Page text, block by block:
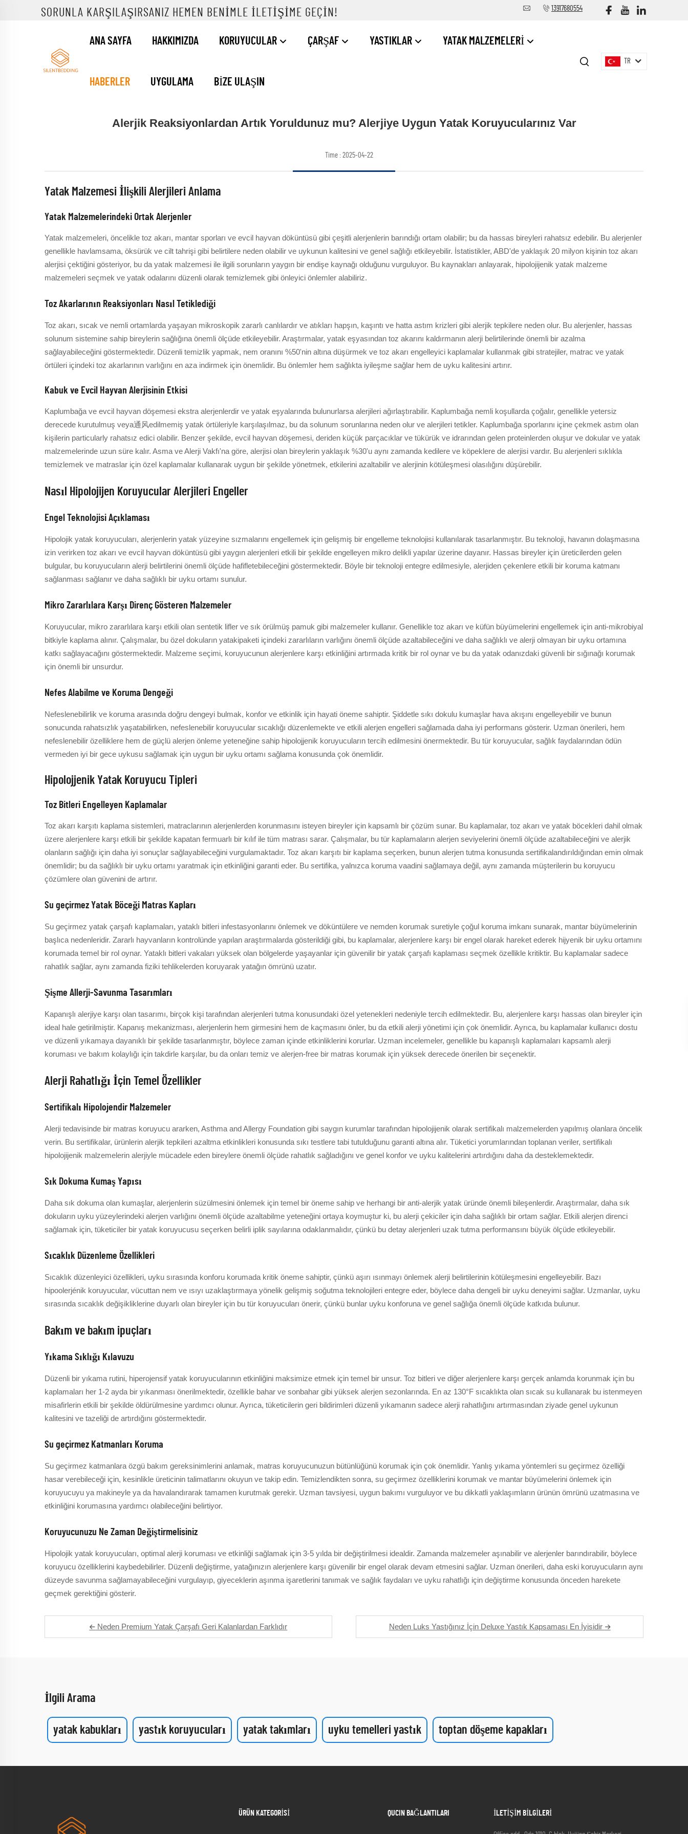
SORUNLA KARŞILAŞIRSANIZ HEMEN BENIMLE ILETIŞIME GEÇIN! 13917680554
ANA SAYFA HAKKIMIZDA KORUYUCULAR ÇARŞAF YASTIKLAR YATAK MALZEMELERI
HABERLER UYGULAMA BIZE ULAŞIN
TR
Alerjik Reaksiyonlardan Artık Yoruldunuz mu? Alerjiye Uygun Yatak Koruyucularınız Var
Time : 2025-04-22
Yatak Malzemesi İlişkili Alerjileri Anlama
Yatak Malzemelerindeki Ortak Alerjenler
Yatak malzemeleri, öncelikle toz akarı, mantar sporları ve evcil hayvan döküntüsü gibi çeşitli alerjenlerin barındığı ortam olabilir; bu da hassas bireyleri rahatsız edebilir. Bu alerjenler
genellikle havlamsama, öksürük ve cilt tahrişi gibi belirtilere neden olabilir ve uykunun kalitesini ve genel sağlığı etkileyebilir. İstatistikler, ABD'de yaklaşık 20 milyon kişinin toz akarı
alerjisi çektiğini gösteriyor, bu da yatak malzemesi ile ilgili sorunların yaygın bir endişe kaynağı olduğunu vurguluyor. Bu kaynakları anlayarak, hipolojijenik yatak malzeme
malzemeleri seçmek ve yatak odalarını düzenli olarak temizlemek gibi önleyici önlemler alabiliriz.
Toz Akarlarının Reaksiyonları Nasıl Tetiklediği
Toz akarı, sıcak ve nemli ortamlarda yaşayan mikroskopik zararlı canlılardır ve atıkları hapşın, kaşıntı ve hatta astım krizleri gibi alerjik tepkilere neden olur. Bu alerjenler, hassas
solunum sistemine sahip bireylerin sağlığına önemli ölçüde etkileyebilir. Araştırmalar, yatak eşyasından toz akarını kaldırmanın alerji belirtilerinde önemli bir azalma
sağlayabileceğini göstermektedir. Düzenli temizlik yapmak, nem oranını %50'nin altına düşürmek ve toz akarı engelleyici kaplamalar kullanmak gibi stratejiler, matrac ve yatak
örtüleri içindeki toz akarlarının varlığını en aza indirmek için önemlidir. Bu önlemler hem sağlıkta iyileşme sağlar hem de uyku kalitesini artırır.
Kabuk ve Evcil Hayvan Alerjisinin Etkisi
Kaplumbağa ve evcil hayvan döşemesi ekstra alerjenlerdir ve yatak eşyalarında bulunurlarsa alerjileri ağırlaştırabilir. Kaplumbağa nemli koşullarda çoğalır, genellikle yetersiz
derecede kurutulmuş veya通风edilmemiş yatak örtüleriyle karşılaşılmaz, bu da solunum sorunlarına neden olur ve alerjileri tetikler. Kaplumbağa sporlarını içine çekmek astım olan
kişilerin particularly rahatsız edici olabilir. Benzer şekilde, evcil hayvan döşemesi, deriden küçük parçacıklar ve tükürük ve idrarından gelen proteinlerden oluşur ve dokular ve yatak
malzemelerinde uzun süre kalır. Asma ve Alerji Vakfı'na göre, alerjisi olan bireylerin yaklaşık %30'u aynı zamanda kedilere ve köpeklere de alerjisi vardır. Bu alerjenleri sıklıkla
temizlemek ve matraslar için özel kaplamalar kullanarak uygun bir şekilde yönetmek, etkilerini azaltabilir ve alerjinin kötüleşmesi olasılığını düşürebilir.
Nasıl Hipolojijen Koruyucular Alerjileri Engeller
Engel Teknolojisi Açıklaması
Hipolojik yatak koruyucuları, alerjenlerin yatak yüzeyine sızmalarını engellemek için gelişmiş bir engelleme teknolojisi kullanılarak tasarlanmıştır. Bu teknoloji, havanın dolaşmasına
izin verirken toz akarı ve evcil hayvan döküntüsü gibi yaygın alerjenleri etkili bir şekilde engelleyen mikro delikli yapılar üzerine dayanır. Hassas bireyler için üreticilerden gelen
bulgular, bu koruyucuların alerji belirtilerini önemli ölçüde hafifletebileceğini göstermektedir. Böyle bir teknoloji entegre edilmesiyle, alerjiden çekenlere etkili bir koruma katmanı
sağlanması sağlanır ve daha sağlıklı bir uyku ortamı sunulur.
Mikro Zararlılara Karşı Direnç Gösteren Malzemeler
Koruyucular, mikro zararlılara karşı etkili olan sentetik lifler ve sık örülmüş pamuk gibi malzemeler kullanır. Genellikle toz akarı ve küfün büyümelerini engellemek için anti-mikrobiyal
bitkiyle kaplama alınır. Çalışmalar, bu özel dokuların yatakipaketi içindeki zararlıların varlığını önemli ölçüde azaltabileceğini ve daha sağlıklı ve alerji olmayan bir uyku ortamına
katkı sağlayacağını göstermektedir. Malzeme seçimi, koruyucunun alerjenlere karşı etkinliğini artırmada kritik bir rol oynar ve bu da yatak odanızdaki güvenli bir sığınağı korumak
için önemli bir unsurdur.
Nefes Alabilme ve Koruma Dengeği
Nefeslenebilirlik ve koruma arasında doğru dengeyi bulmak, konfor ve etkinlik için hayati öneme sahiptir. Şiddetle sıkı dokulu kumaşlar hava akışını engelleyebilir ve bunun
sonucunda rahatsızlık yaşatabilirken, nefeslenebilir koruyucular sıcaklığı düzenlemekte ve etkili alerjen engelleri sağlamada daha iyi performans gösterir. Uzman önerileri, hem
nefeslenebilir özelliklere hem de güçlü alerjen önleme yeteneğine sahip hipolojjenik koruyucuların tercih edilmesini önermektedir. Bu tür koruyucular, sağlık faydalarından ödün
vermeden iyi bir gece uykusu sağlamak için uygun bir uyku ortamı sağlama konusunda çok önemlidir.
Hipolojjenik Yatak Koruyucu Tipleri
Toz Bitleri Engelleyen Kaplamalar
Toz akarı karşıtı kaplama sistemleri, matraclarının alerjenlerden korunmasını isteyen bireyler için kapsamlı bir çözüm sunar. Bu kaplamalar, toz akarı ve yatak böcekleri dahil olmak
üzere alerjenlere karşı etkili bir şekilde kapatan fermuarlı bir kılıf ile tüm matrası sarar. Çalışmalar, bu tür kaplamaların alerjen seviyelerini önemli ölçüde azaltabileceğini ve alerjik
olanların sağlığı için daha iyi sonuçlar sağlayabileceğini vurgulamaktadır. Toz akarı karşıtı bir kaplama seçerken, bunun alerjen tutma konusunda sertifikalandırıldığından emin olmak
önemlidir; bu da sağlıklı bir uyku ortamı yaratmak için etkinliğini garanti eder. Bu sertifika, yalnızca koruma vaadini sağlamaya değil, aynı zamanda müşterilerin bu koruyucu
çözümlere olan güvenini de artırır.
Su geçirmez Yatak Böceği Matras Kapları
Su geçirmez yatak çarşafı kaplamaları, yataklı bitleri infestasyonlarını önlemek ve döküntülere ve nemden korumak suretiyle çoğul koruma imkanı sunarak, mantar büyümelerinin
başlıca nedenleridir. Zararlı hayvanların kontrolünde yapılan araştırmalarda gösterildiği gibi, bu kaplamalar, alerjenlere karşı bir engel olarak hareket ederek hijyenik bir uyku ortamını
korumada temel bir rol oynar. Yataklı bitleri vakaları yüksek olan bölgelerde yaşayanlar için güvenilir bir yatak çarşafı kaplaması seçmek özellikle kritiktir. Bu kaplamalar sadece
rahatlık sağlar, aynı zamanda fiziki tehlikelerden koruyarak yatağın ömrünü uzatır.
Şişme Allerji-Savunma Tasarımları
Kapanışlı alerjiye karşı olan tasarımı, birçok kişi tarafından alerjenleri tutma konusundaki özel yetenekleri nedeniyle tercih edilmektedir. Bu, alerjenlere karşı hassas olan bireyler için
ideal hale getirilmiştir. Kapanış mekanizması, alerjenlerin hem girmesini hem de kaçmasını önler, bu da etkili alerji yönetimi için çok önemlidir. Ayrıca, bu kaplamalar kullanıcı dostu
ve düzenli yıkamaya dayanıklı bir şekilde tasarlanmıştır, böylece zaman içinde etkinliklerini korurlar. Uzman incelemeler, genellikle bu kapanışlı kaplamaları kapsamlı alerji
koruması ve bakım kolaylığı için takdirle karşılar, bu da onları temiz ve alerjen-free bir matras korumak için yüksek derecede önerilen bir seçenektir.
Alerji Rahatlığı İçin Temel Özellikler
Sertifikalı Hipolojendir Malzemeler
Alerji tedavisinde bir matras koruyucu ararken, Asthma and Allergy Foundation gibi saygın kurumlar tarafından hipolojijenik olarak sertifikalı malzemelerden yapılmış olanlara öncelik
verin. Bu sertifikalar, ürünlerin alerjik tepkileri azaltma etkinlikleri konusunda sıkı testlere tabi tutulduğunu garanti altına alır. Tüketici yorumlarından toplanan veriler, sertifikalı
hipolojijenik malzemelerin alerjiyle mücadele eden bireylere önemli ölçüde rahatlık sağladığını ve genel konfor ve uyku kalitelerini artırdığını daha da desteklemektedir.
Sık Dokuma Kumaş Yapısı
Daha sık dokuma olan kumaşlar, alerjenlerin süzülmesini önlemek için temel bir öneme sahip ve herhangi bir anti-alerjik yatak üründe önemli bileşenlerdir. Araştırmalar, daha sık
dokuların uyku yüzeylerindeki alerjen varlığını önemli ölçüde azaltabilme yeteneğini ortaya koymuştur ki, bu alerji çekiciler için daha sağlıklı bir ortam sağlar. Etkili alerjen direnci
sağlamak için, tüketiciler bir yatak koruyucusu seçerken belirli iplik sayılarına odaklanmalıdır, çünkü bu detay alerjenleri uzak tutma performansını büyük ölçüde etkileyebilir.
Sıcaklık Düzenleme Özellikleri
Sıcaklık düzenleyici özellikleri, uyku sırasında konforu korumada kritik öneme sahiptir, çünkü aşırı ısınmayı önlemek alerji belirtilerinin kötüleşmesini engelleyebilir. Bazı
hipoolerjénik koruyucular, vücuttan nem ve ısıyı uzaklaştırmaya yönelik gelişmiş soğutma teknolojileri entegre eder, böylece daha dengeli bir uyku deneyimi sağlar. Uzmanlar, uyku
sırasında sıcaklık değişikliklerine duyarlı olan bireyler için bu tür koruyucuları önerir, çünkü bunlar uyku konforuna ve genel sağlığa önemli ölçüde katkıda bulunur.
Bakım ve bakım ipuçları
Yıkama Sıklığı Kılavuzu
Düzenli bir yıkama rutini, hiperojensif yatak koruyucularının etkinliğini maksimize etmek için temel bir unsur. Toz bitleri ve diğer alerjenlere karşı gerçek anlamda korunmak için bu
kaplamaları her 1-2 ayda bir yıkanması önerilmektedir, özellikle bahar ve sonbahar gibi yüksek alerjen sezonlarında. En az 130°F sıcaklıkta olan sıcak su kullanarak bu istenmeyen
misafirlerin etkili bir şekilde öldürülmesine yardımcı olunur. Ayrıca, tüketicilerin geri bildirimleri düzenli yıkamanın sadece alerji rahatlığını artırmasından ziyade genel uykunun
kalitesini ve tazeliği de artırdığını göstermektedir.
Su geçirmez Katmanları Koruma
Su geçirmez katmanlara özgü bakım gereksinimlerini anlamak, matras koruyucunuzun bütünlüğünü korumak için çok önemlidir. Yanlış yıkama yöntemleri su geçirmez özelliği
hasar verebileceği için, kesinlikle üreticinin talimatlarını okuyun ve takip edin. Temizlendikten sonra, su geçirmez özelliklerini korumak ve mantar büyümelerini önlemek için
koruyucuyu ya makineyle ya da havalandırarak tamamen kurutmak gerekir. Uzman tavsiyesi, uygun bakımı vurguluyor ve bu dikkatli yaklaşımların ürünün ömrünü uzatmasına ve
etkinliğini korumasına yardımcı olabileceğini belirtiyor.
Koruyucunuzu Ne Zaman Değiştirmelisiniz
Hipolojik yatak koruyucuları, optimal alerji koruması ve etkinliği sağlamak için 3-5 yılda bir değiştirilmesi idealdir. Zamanda malzemeler aşınabilir ve alerjenler barındırabilir, böylece
koruyucu özelliklerini kaybedebilirler. Düzenli değiştirme, yatağınızın alerjenlere karşı güvenilir bir engel olarak devam etmesini sağlar. Uzman önerileri, daha eski koruyucuların aynı
düzeyde savunma sağlamayabileceğini vurgulayıp, giyeceklerin aşınma işaretlerini tanımak ve sağlık faydaları ve uyku rahatlığı için değiştirme konusunda önceden harekete
geçmek gerektiğini gösterir.
Neden Premium Yatak Çarşafı Geri Kalanlardan Farklıdır Neden Luks Yastığınız İçin Deluxe Yastık Kapsaması En İyisidir
İlgili Arama
yatak kabukları yastık koruyucuları yatak takımları uyku temelleri yastık toptan döşeme kapakları
ÜRÜN KATEGORİSİ QUCIN BAĞLANTILARI İLETİŞİM BİLGİLERİ